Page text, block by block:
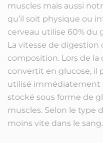
muscles mais aussi
qu’il soit physique ou
cerveau utilise 60% du
La vitesse de
composition. Lors de la
convertit en glucose, il
utilisé immédiatement
stocké sous forme de
muscles. Selon le type
moins vite dans le sang.